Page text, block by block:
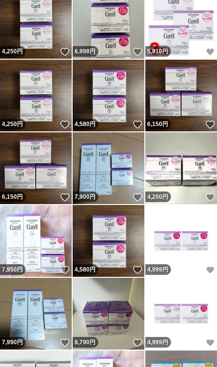
4,250円 いいね！
6,998円 いいね！
5,810円
4,250円 いいね！
4,580円 いいね！
6,150円
6,150円 いいね！
7,900円 いいね！
4,200 円
7,950 円 いいね！
4,580円 いいね！
4,999円
7,990円 いいね！
8,790円 いいね！
4,999円